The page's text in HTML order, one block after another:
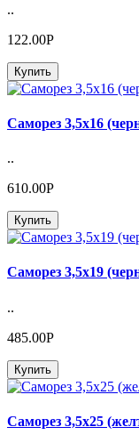
..
122.00Р
Купить
Саморез 3,5х16
..
610.00Р
Купить
Саморез 3,5х19
..
485.00Р
Купить
Саморез 3,5х25